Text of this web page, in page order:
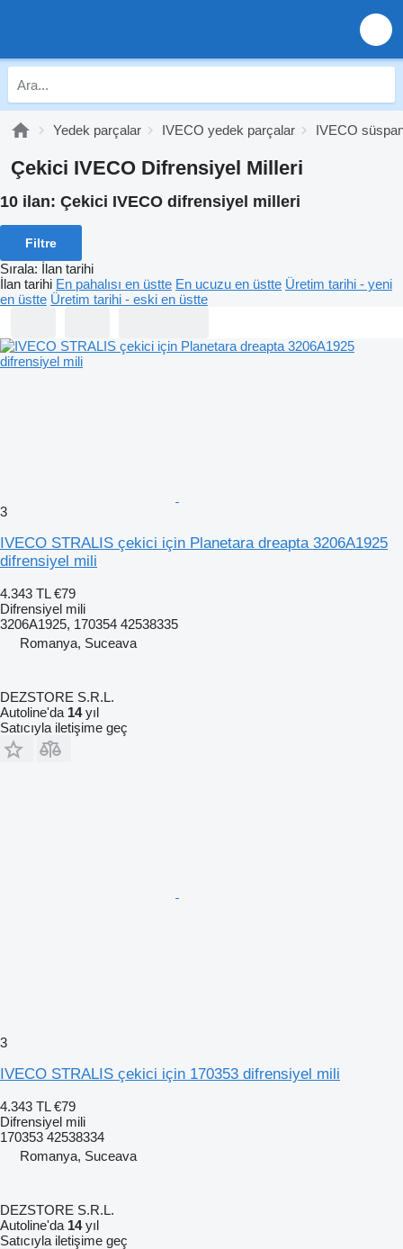
Yedek parçalar IVECO yedek parçalar IVECO
Çekici IVECO Difrensiyel Milleri
10 ilan: Çekici IVECO difrensiyel milleri
Filtre
Sırala: İlan tarihi
İlan tarihi En pahalısı en üstte En ucuzu en üstte Üretim tarihi - yeni
en üstte Üretim tarihi - eski en üstte
3
IVECO STRALIS çekici için Planetara dreapta 3206A1925
difrensiyel mili
4.343 TL €79
Difrensiyel mili
3206A1925, 170354 42538335
Romanya, Suceava
DEZSTORE S.R.L.
Autoline'da 14yıl
Satıcıyla iletişime geç
3
IVECO STRALIS çekici için 170353 difrensiyel mili
4.343 TL €79
Difrensiyel mili
170353 42538334
Romanya, Suceava
DEZSTORE S.R.L.
Autoline'da 14yıl
Satıcıyla iletişime geç